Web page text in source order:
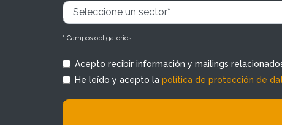
* Campos obligatorios
Acepto recibir información y mailings
He leído y acepto la política de protección de